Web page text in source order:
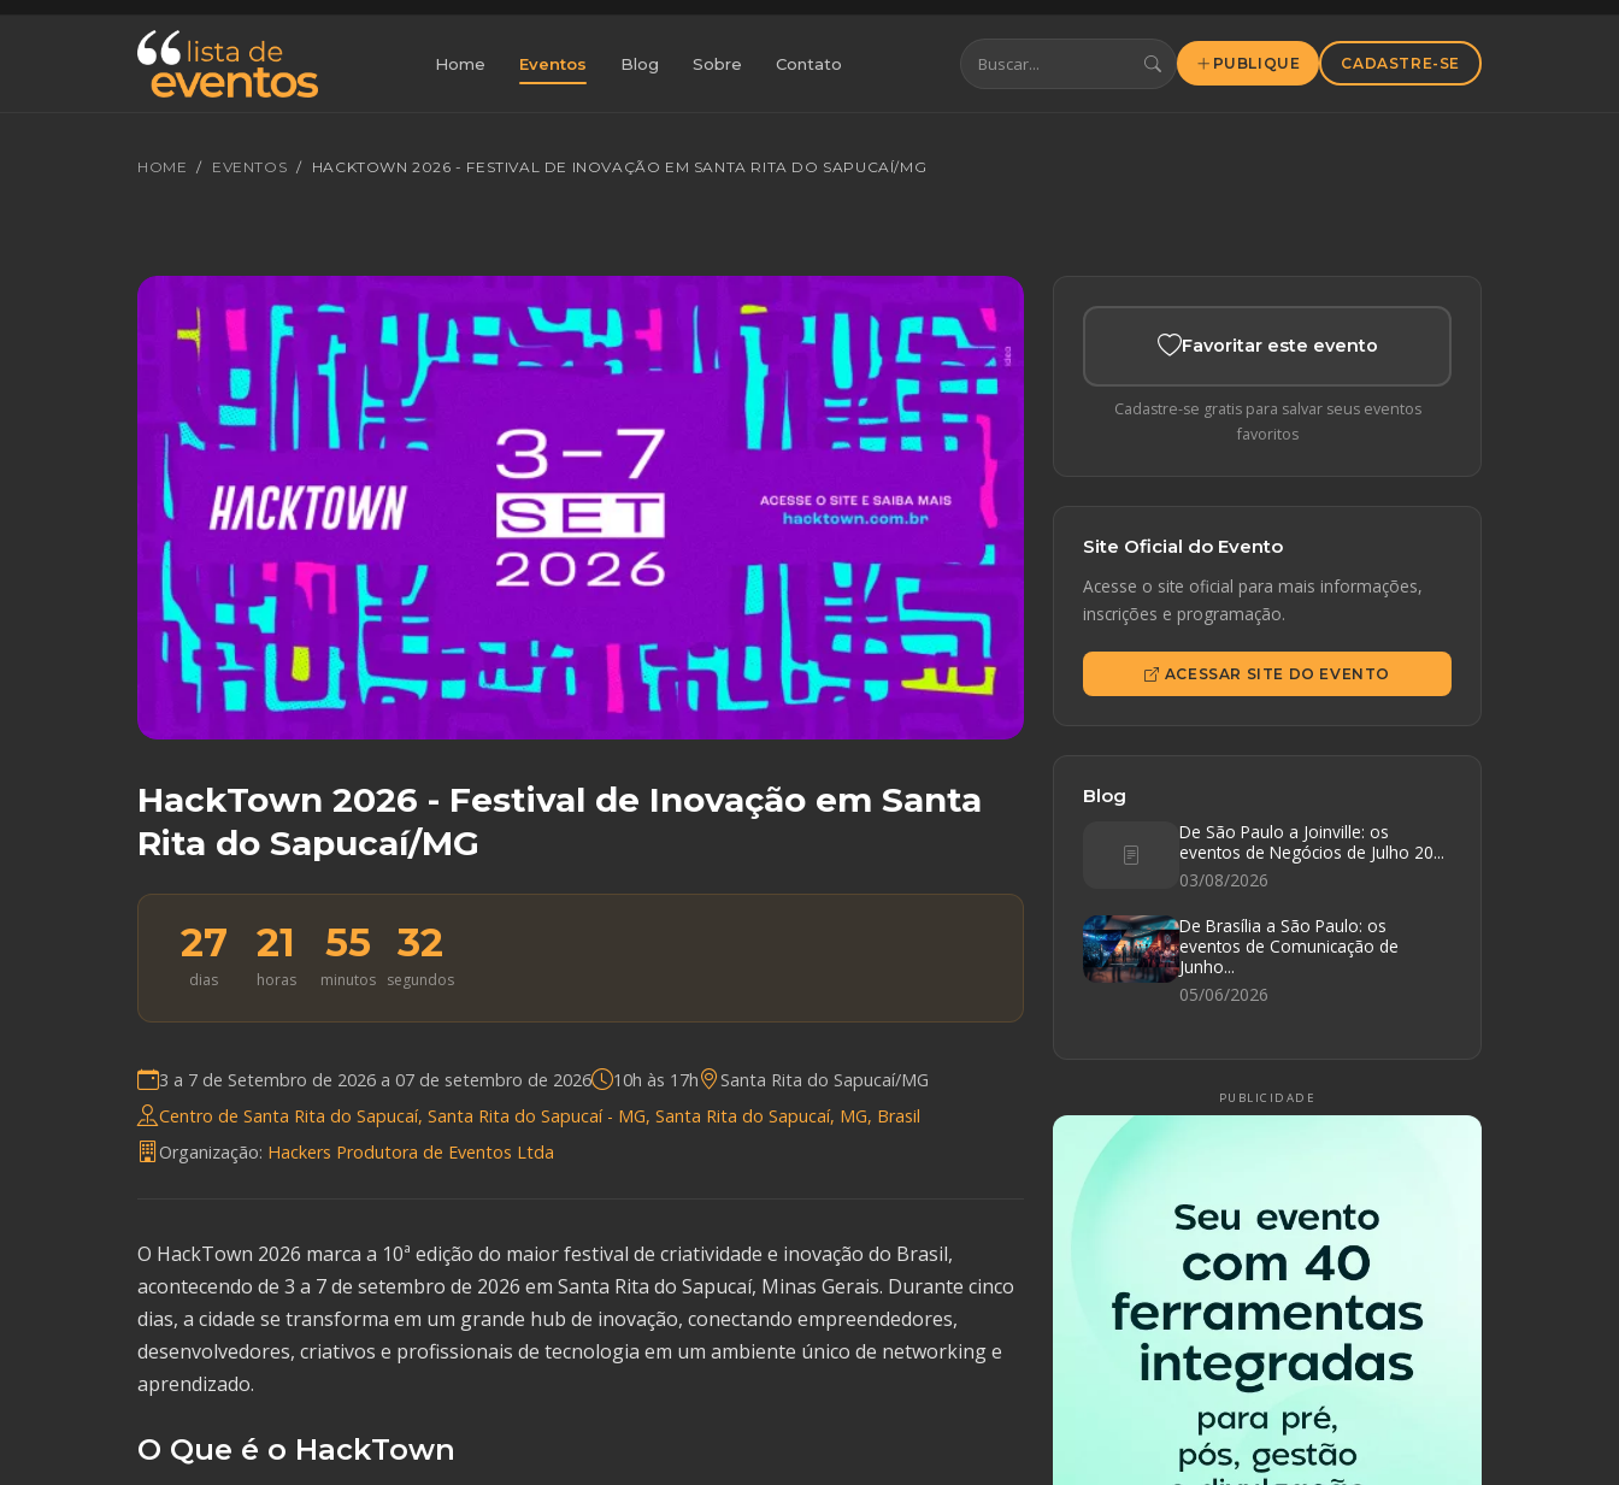
Home Eventos Blog Sobre Contato PUBLIQUE CADASTRE-SE
HOME EVENTOS HACKTOWN 2026 - FESTIVAL DE INOVAÇÃO EM SANTA RITA DO SAPUCAÍ/MG
HackTown 2026 - Festival de Inovação em Santa
Rita do Sapucaí/MG
27
dias
21
horas
55
minutos
31
segundos
3 a 7 de Setembro de 2026 a 07 de setembro de 2026 10h às 17h
Santa Rita do Sapucaí/MG
Centro de Santa Rita do Sapucaí, Santa Rita do Sapucaí - MG, Santa Rita do Sapucaí, MG, Brasil
Organização: Hackers Produtora de Eventos Ltda
O HackTown 2026 marca a 10ª edição do maior festival de criatividade e inovação do Brasil,
acontecendo de 3 a 7 de setembro de 2026 em Santa Rita do Sapucaí, Minas Gerais. Durante cinco
dias, a cidade se transforma em um grande hub de inovação, conectando empreendedores,
desenvolvedores, criativos e profissionais de tecnologia em um ambiente único de networking e
aprendizado.
O Que é o HackTown
Favoritar este evento
Cadastre-se gratis para salvar seus eventos
favoritos
Site Oficial do Evento
Acesse o site oficial para mais informações,
inscrições e programação.
ACESSAR SITE DO EVENTO
Blog
De São Paulo a Joinville: os
eventos de Negócios de Julho 20...
03/08/2026
De Brasília a São Paulo: os
eventos de Comunicação de
Junho...
05/06/2026
PUBLICIDADE